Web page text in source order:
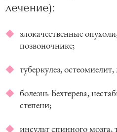
лечение):
злокачественные
позвоночнике;
туберкулез,
болезнь Бехтерева,
степени;
инсульт спинного